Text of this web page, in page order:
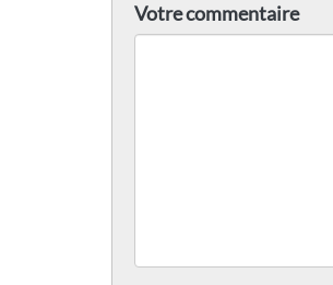
Votre commentaire